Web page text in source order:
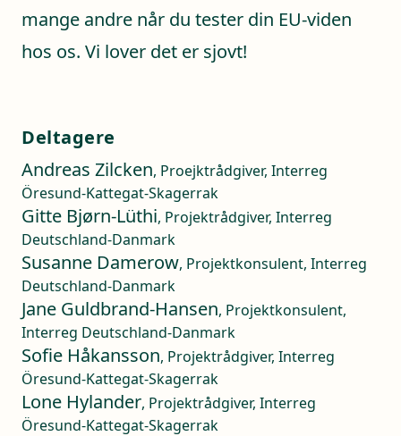
mange andre når du tester din EU-viden
hos os. Vi lover det er sjovt!
Deltagere
Andreas Zilcken, Proejktrådgiver, Interreg
Öresund-Kattegat-Skagerrak
Gitte Bjørn-Lüthi, Projektrådgiver, Interreg
Deutschland-Danmark
Susanne Damerow, Projektkonsulent, Interreg
Deutschland-Danmark
Jane Guldbrand-Hansen, Projektkonsulent,
Interreg Deutschland-Danmark
Sofie Håkansson, Projektrådgiver, Interreg
Öresund-Kattegat-Skagerrak
Lone Hylander, Projektrådgiver, Interreg
Öresund-Kattegat-Skagerrak